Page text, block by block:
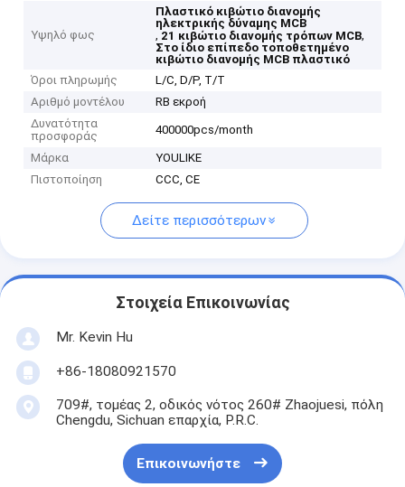
Υψηλό φως
Πλαστικό κιβώτιο διανομής
ηλεκτρικής δύναμης MCB
, 21 κιβώτιο διανομής τρόπων MCB,
Στο ίδιο επίπεδο τοποθετημένο
κιβώτιο διανομής MCB πλαστικό
Όροι πληρωμής
L/C, D/P, T/T
Αριθμό μοντέλου
RB εκροή
Δυνατότητα
προσφοράς
400000pcs/month
Μάρκα
YOULIKE
Πιστοποίηση
CCC, CE
Δείτε περισσότερων
Στοιχεία Επικοινωνίας
Mr. Kevin Hu
+86-18080921570
709#, τομέας 2, οδικός νότος 260# Zhaojuesi, πόλη
Chengdu, Sichuan επαρχία, P.R.C.
Επικοινωνήστε